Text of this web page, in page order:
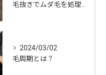
2024/03/02
毛周期とは？